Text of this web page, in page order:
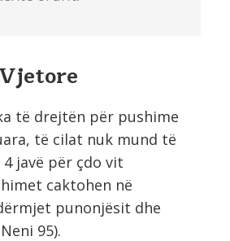
të drejtën për pushime
të cilat nuk mund të
4 javë për çdo vit
caktohen në
punonjësit dhe
95).